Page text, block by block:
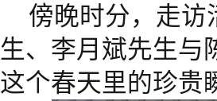
傍晚时分，走访
生、李月斌先生与
这个春天里的珍贵